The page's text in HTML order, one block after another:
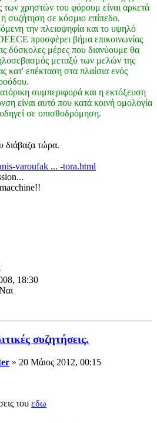
των χρηστών του φόρουμ είναι αρκετά
συζήτηση σε κόσμιο επίπεδο.
την πλειοψηφία και το υψηλό
προσφέρει βήμα επικοινωνίας
δύσκολες μέρες που διανύουμε θα
μεταξύ των μελών της
κατ' επέκταση στα πλαίσια ενός
συμπεριφορά και η εκτόξευση
είναι αυτό που κατά κοινή ομολογία
σε οπισθοδρόμηση.
διάβαζα τώρα.
varoufak ... -tora.html
18:30
συζητήσεις.
» 20 Μάιος 2012, 00:15
του εδω